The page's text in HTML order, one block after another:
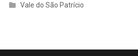
Vale do São Patrício